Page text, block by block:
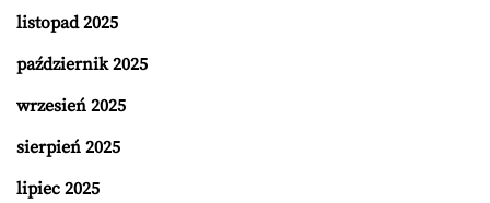
listopad 2025
październik 2025
wrzesień 2025
sierpień 2025
lipiec 2025